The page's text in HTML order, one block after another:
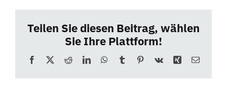
Teilen Sie diesen Beitrag, wählen
Sie Ihre Plattform!
Facebook
X RedditLinkedInWhatsApp
TumblrPinterest
Vk Xing E-